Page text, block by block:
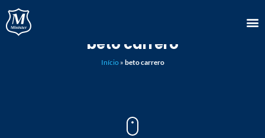
beto carrero
Início» beto carrero